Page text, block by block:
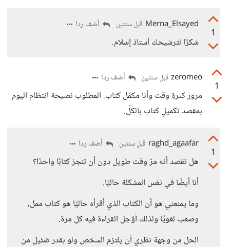
1
Merna_Elsayed قبل سنتين أضف ردا
شكرًا لترشيحك أستاذ إسلام.
1
zeromeo قبل سنتين أضف ردا
مرور كثرةِ وقت وأنا مكمّل كتاب. المطلوب نصيحة انتظام اليوم
بمقصد تكميلِ كتاب بالكلّ.
1
raghd_agaafar قبل سنتين أضف ردا
هل تقصد أنه مرّ وقت طويل دون أن تنجز كتابًا واحدًا؟
أنا أيضًا في نفس المشكلة حاليًا.
وما يمنعني هو أن الكتاب الذي أقرأه حاليًا هو كتاب ممل،
وصعب لغويًا ولذلك أؤجل القراءة فيه كل مرة.
الحل من وجهة نظري أن يلتزم الشخص ولو بقدر ضئيل من